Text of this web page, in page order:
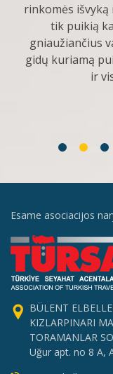
rinkomės išvyką
tik puikią
gniaužiančius
gidų kuriamą
ir
Esame asociacijos
BÜLENT
KIZLARPINARI
TORAMANLAR
Uğur apt. no 8 A,